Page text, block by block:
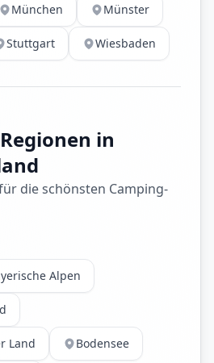
München Münster
Stuttgart Wiesbaden
in
die schönsten Camping-
Alpen
Land Bodensee